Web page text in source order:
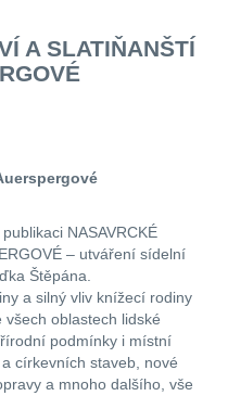
A SLATIŇANŠTÍ
NASAVRCKÉ
– utváření sídelní
Štěpána.
a silný vliv knížecí rodiny
oblastech lidské
podmínky i místní
církevních staveb, nové
a mnoho dalšího, vše